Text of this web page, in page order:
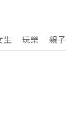
生 玩樂 親子